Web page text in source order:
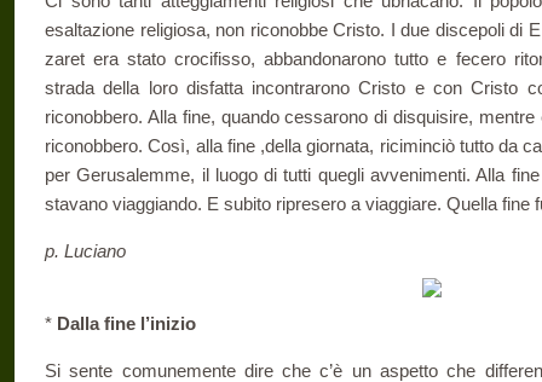
esaltazione religiosa, non rico­nobbe Cristo. I due discepoli di
zaret era stato crocifisso, abbandonarono tutto e fecero
strada della loro disfatta incontrarono Cristo e con Cristo
riconobbero. Alla fine, quando cessarono di disquisire,
riconobbero. Così, alla fine ,della giornata, riciminciò tutto da
per Gerusa­lemme, il luogo di tutti quegli avvenimenti. Alla
stavano viaggiando. E subito ripresero a viag­giare. Quella fine
p. Luciano
* Dalla fine l’inizio
Si sente comunemente dire che c’è un aspetto che